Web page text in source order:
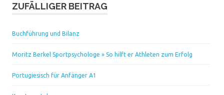
ZUFÄLLIGER BEITRAG
Buchführung und Bilanz
Moritz Berkel Sportpsychologe » So hilft er Athleten zum Erfolg
Portugiesisch für Anfänger A1